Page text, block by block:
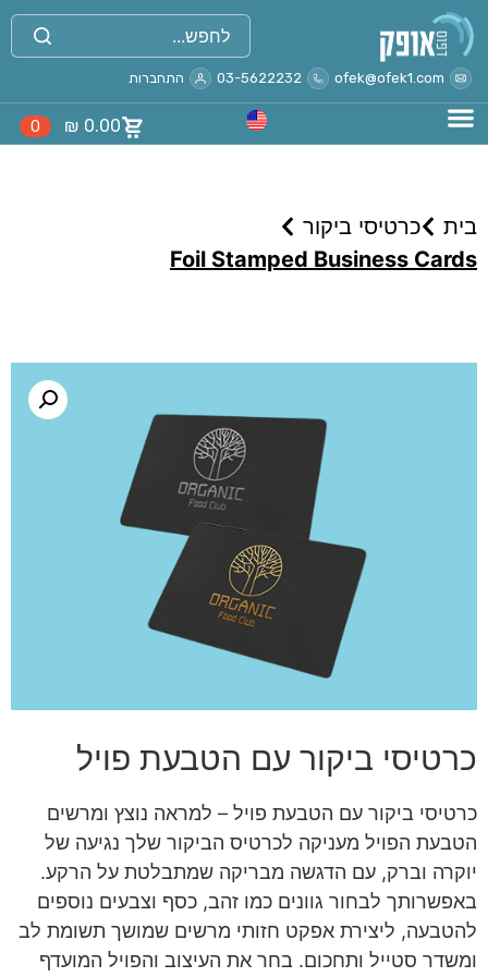
ofek@ofek1.com
03-5622232 התחברות
₪ 0.00
0
בית
כרטיסי ביקור
Foil Stamped Business Cards
כרטיסי ביקור עם הטבעת פויל
כרטיסי ביקור עם הטבעת פויל – למראה נוצץ ומרשים
הטבעת הפויל מעניקה לכרטיס הביקור שלך נגיעה של
יוקרה וברק, עם הדגשה מבריקה שמתבלטת על הרקע.
באפשרותך לבחור גוונים כמו זהב, כסף וצבעים נוספים
להטבעה, ליצירת אפקט חזותי מרשים שמושך תשומת לב
ומשדר סטייל ותחכום. בחר את העיצוב והפויל המועדף